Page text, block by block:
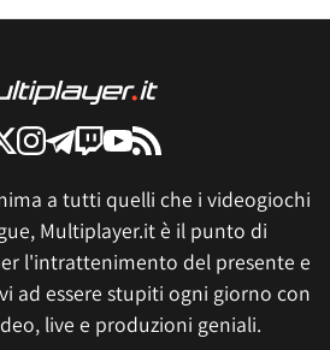
a tutti quelli che i videogiochi
Multiplayer.it è il punto di
l'intrattenimento del presente e
ad essere stupiti ogni giorno con
live e produzioni geniali.